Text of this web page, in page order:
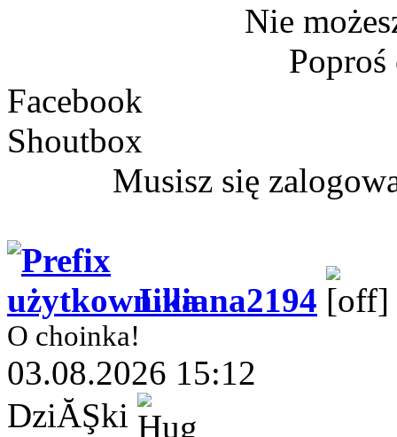
Nie
Facebook
Shoutbox
Musisz się
Liliana2194
O choinka!
03.08.2026 15:12
DziĂŞki